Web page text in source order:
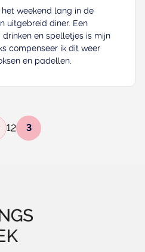
het weekend lang in de
uitgebreid diner. Een
en spelletjes is mijn
compenseer ik dit weer
en padellen.
12 3